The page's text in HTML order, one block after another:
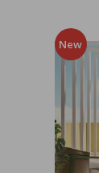
New